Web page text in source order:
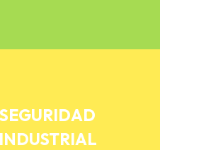
SEGURIDAD
INDUSTRIAL